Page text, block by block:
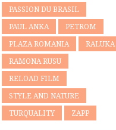
PASSION DU BRASIL
PAUL ANKA PETROM
PLAZA ROMANIA RALUKA
RAMONA RUSU
RELOAD FILM
STYLE AND NATURE
TURQUALITY ZAPP